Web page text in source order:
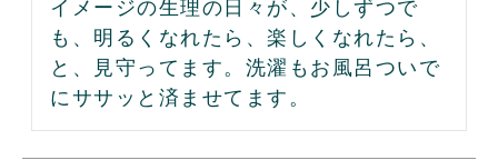
イメージの生理の日々が、少しずつで
も、明るくなれたら、楽しくなれたら、
と、見守ってます。洗濯もお風呂ついで
にササッと済ませてます。